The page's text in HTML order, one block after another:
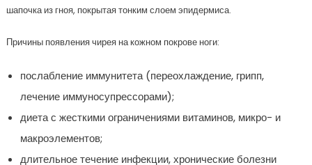
шапочка из гноя, покрытая тонким слоем эпидермиса.
Причины появления чирея на кожном покрове ноги:
послабление иммунитета (переохлаждение, грипп,
лечение иммуносупрессорами);
диета с жесткими ограничениями витаминов, микро- и
макроэлементов;
длительное течение инфекции, хронические болезни